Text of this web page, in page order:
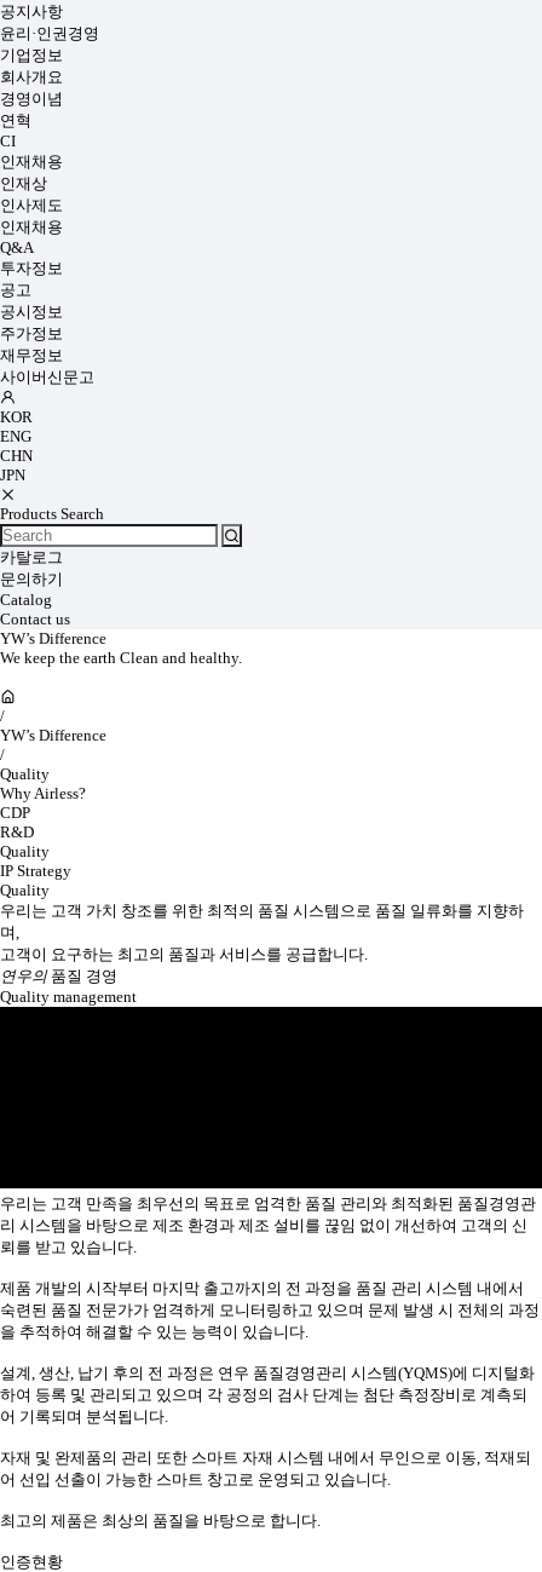
공지사항
윤리·인권경영
기업정보
회사개요
경영이념
연혁
CI
인재채용
인재상
인사제도
인재채용
Q&A
투자정보
공고
공시정보
주가정보
재무정보
사이버신문고
KOR
ENG
CHN
JPN
Products Search
카탈로그
문의하기
Catalog
Contact us
YW’s Difference
We keep the earth Clean and healthy.
/
YW’s Difference
/
Quality
Why Airless?
CDP
R&D
Quality
IP Strategy
Quality
우리는 고객 가치 창조를 위한 최적의 품질 시스템으로 품질 일류화를 지향하
며,
고객이 요구하는 최고의 품질과 서비스를 공급합니다.
연우의품질 경영
Quality management
우리는 고객 만족을 최우선의 목표로 엄격한 품질 관리와 최적화된 품질경영관
리 시스템을 바탕으로 제조 환경과 제조 설비를 끊임 없이 개선하여 고객의 신
뢰를 받고 있습니다.
제품 개발의 시작부터 마지막 출고까지의 전 과정을 품질 관리 시스템 내에서
숙련된 품질 전문가가 엄격하게 모니터링하고 있으며 문제 발생 시 전체의 과정
을 추적하여 해결할 수 있는 능력이 있습니다.
설계, 생산, 납기 후의 전 과정은 연우 품질경영관리 시스템(YQMS)에 디지털화
하여 등록 및 관리되고 있으며 각 공정의 검사 단계는 첨단 측정장비로 계측되
어 기록되며 분석됩니다.
자재 및 완제품의 관리 또한 스마트 자재 시스템 내에서 무인으로 이동, 적재되
어 선입 선출이 가능한 스마트 창고로 운영되고 있습니다.
최고의 제품은 최상의 품질을 바탕으로 합니다.
인증현황